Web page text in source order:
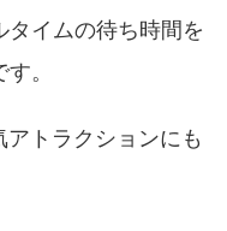
イムの待ち時間を
。
トラクションにも